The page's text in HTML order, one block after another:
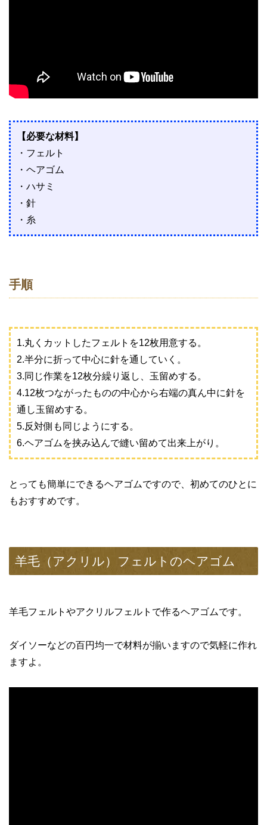
【必要な材料】
・フェルト
・ヘアゴム
・ハサミ
・針
・糸
手順
1.丸くカットしたフェルトを12枚用意する。
2.半分に折って中心に針を通していく。
3.同じ作業を12枚分繰り返し、玉留めする。
4.12枚つながったものの中心から右端の真ん中に針を
通し玉留めする。
5.反対側も同じようにする。
6.ヘアゴムを挟み込んで縫い留めて出来上がり。
とっても簡単にできるヘアゴムですので、初めてのひとに
もおすすめです。
羊毛（アクリル）フェルトのヘアゴム
羊毛フェルトやアクリルフェルトで作るヘアゴムです。
ダイソーなどの百円均一で材料が揃いますので気軽に作れ
ますよ。